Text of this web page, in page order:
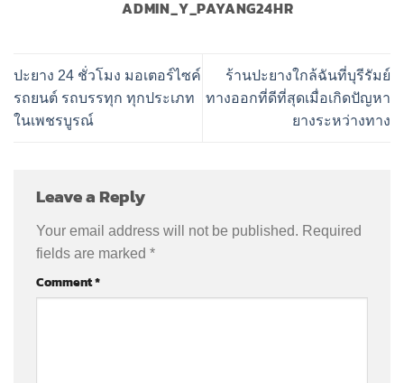
ADMIN_Y_PAYANG24HR
ปะยาง 24 ชั่วโมง มอเตอร์ไซค์
รถยนต์ รถบรรทุก ทุกประเภท
ในเพชรบูรณ์
ร้านปะยางใกล้ฉันที่บุรีรัมย์
ทางออกที่ดีที่สุดเมื่อเกิดปัญหา
ยางระหว่างทาง
Leave a Reply
Your email address will not be published. Required
fields are marked *
Comment*